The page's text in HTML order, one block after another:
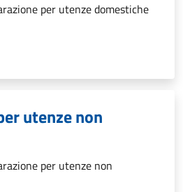
per utenze domestiche
utenze non
per utenze non